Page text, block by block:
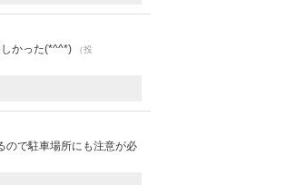
かった(*^^*)
（投
ので駐車場所にも注意が必